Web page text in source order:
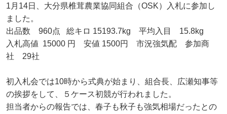
1月14日、大分県椎茸農業協同組合（OSK）入札に参加し
ました。
出品数 960点 総キロ 15193.7kg 平均入目 15.8kg
入札高値 15000 円 安値 1500円 市況強気配 参加商
社 29社
初入札会では10時から式典が始まり、組合長、広瀬知事等
の挨拶をして、５ケース初競が行われました。
担当者からの報告では、春子も秋子も強気相場だったとの